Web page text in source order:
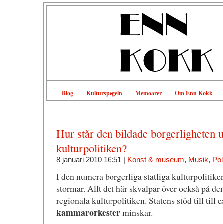
Blog Kulturspegeln Memoarer Om Enn Kokk
Hur står den bildade borgerligheten
kulturpolitiken?
8 januari 2010 16:51 | Konst & museum, Musik,
I den numera borgerliga statliga
stormar. Allt det här skvalpar över också på
regionala kulturpolitiken. Statens stöd till till
kammarorkesterminskar.